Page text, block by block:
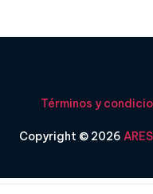
Términos y
Copyright © 2026